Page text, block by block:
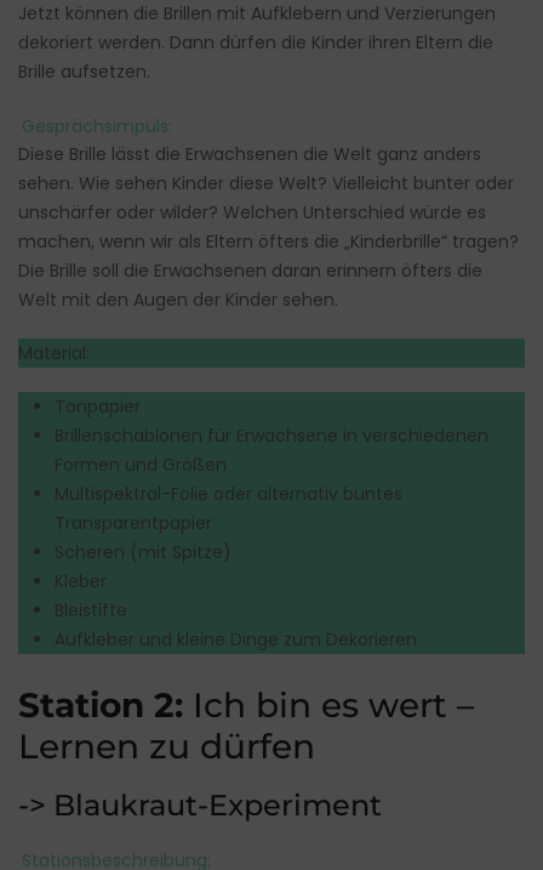
Jetzt können die Brillen mit Aufklebern und Verzierungen
dekoriert werden. Dann dürfen die Kinder ihren Eltern die
Brille aufsetzen.
Gesprächsimpuls:
Diese Brille lässt die Erwachsenen die Welt ganz anders
sehen. Wie sehen Kinder diese Welt? Vielleicht bunter oder
unschärfer oder wilder? Welchen Unterschied würde es
machen, wenn wir als Eltern öfters die „Kinderbrille“ tragen?
Die Brille soll die Erwachsenen daran erinnern öfters die
Welt mit den Augen der Kinder sehen.
Material:
Tonpapier
Brillenschablonen für Erwachsene in verschiedenen
Formen und Größen
Multispektral-Folie oder alternativ buntes
Transparentpapier
Scheren (mit Spitze)
Kleber
Bleistifte
Aufkleber und kleine Dinge zum Dekorieren
Station 2: Ich bin es wert –
Lernen zu dürfen
-> Blaukraut-Experiment
Stationsbeschreibung: